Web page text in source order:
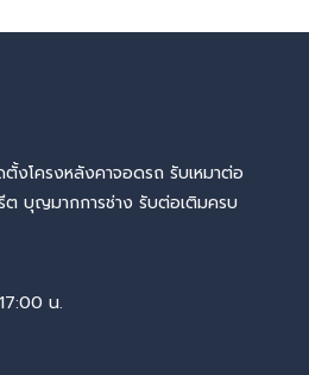
งโครงหลังคาจอดรถ รับเหมาต่อ
บุญมากการช่าง รับต่อเติมครบ
น.